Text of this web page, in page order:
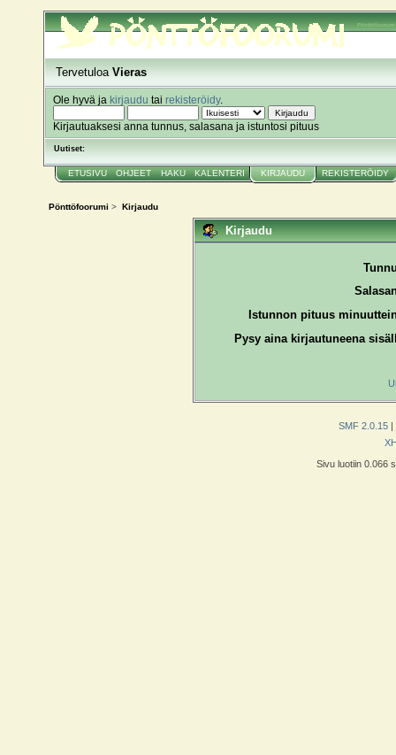
Pönttöfoorumi
TervetuloaVieras
Ole hyvä ja kirjaudu tai rekisteröidy.
Kirjautuaksesi anna tunnus, salasana ja istuntosi pituus
Uutiset:
ETUSIVU OHJEET HAKU KALENTERI KIRJAUDU REKISTERÖIDY
Pönttöfoorumi > Kirjaudu
Kirjaudu
Istunnon pituus
Pysy aina kirjautuneena
SMF 2.0.15 |
Sivu luotiin 0.066